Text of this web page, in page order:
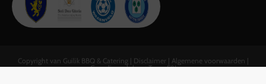
Copyright van Guilik BBQ & Catering | Disclaimer| Algemene voorwaarden |
Gerealiseerd door:Team F&J